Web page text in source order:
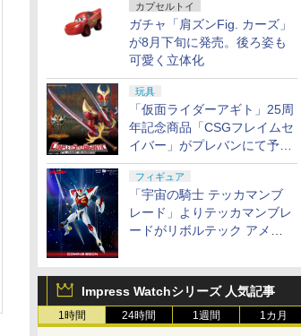
カプセルトイ
ガチャ「肩ズンFig. カーズ」
が8月下旬に発売。後ろ姿も
可愛く立体化
玩具
「仮面ライダーアギト」25周
年記念商品「CSGフレイムセ
イバー」がプレバンにて予約
開始
フィギュア
「宇宙の騎士 テッカマンブ
レード」よりテッカマンブレ
ードがリボルテック アメイ
Impress Watchシリーズ 人気記事
1時間 24時間 1週間 1カ月